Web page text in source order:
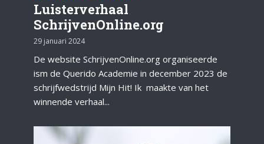
Luisterverhaal
SchrijvenOnline.org
29 januari 2024
De website SchrijvenOnline.org organiseerde
ism de Querido Academie in december 2023 de
schrijfwedstrijd Mijn Hit! Ik maakte van het
winnende verhaal...